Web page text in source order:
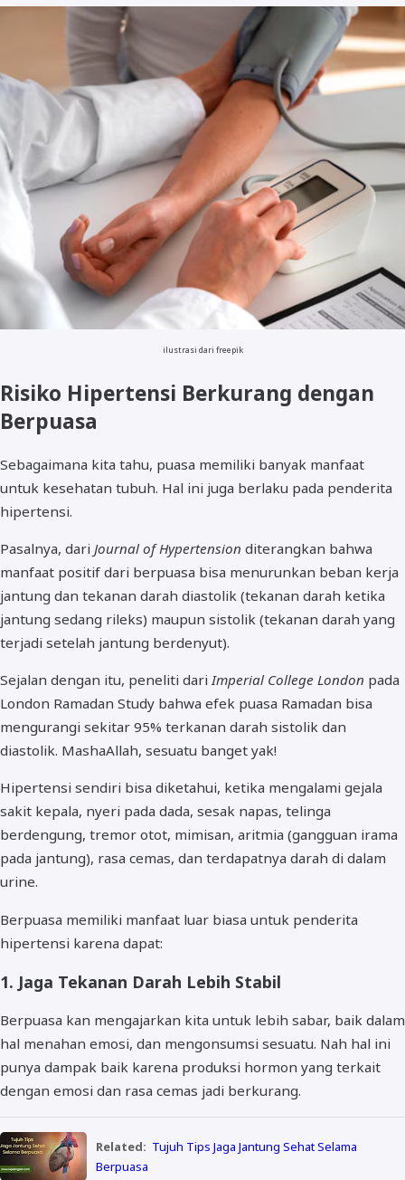
ilustrasi dari freepik
Risiko Hipertensi Berkurang dengan
Berpuasa
Sebagaimana kita tahu, puasa memiliki banyak manfaat
untuk kesehatan tubuh. Hal ini juga berlaku pada penderita
hipertensi.
Pasalnya, dari Journal of Hypertension diterangkan bahwa
manfaat positif dari berpuasa bisa menurunkan beban kerja
jantung dan tekanan darah diastolik (tekanan darah ketika
jantung sedang rileks) maupun sistolik (tekanan darah yang
terjadi setelah jantung berdenyut).
Sejalan dengan itu, peneliti dariImperial College London pada
London Ramadan Study bahwa efek puasa Ramadan bisa
mengurangi sekitar 95% terkanan darah sistolik dan
diastolik. MashaAllah, sesuatu banget yak!
Hipertensi sendiri bisa diketahui, ketika mengalami gejala
sakit kepala, nyeri pada dada, sesak napas, telinga
berdengung, tremor otot, mimisan, aritmia (gangguan irama
pada jantung), rasa cemas, dan terdapatnya darah di dalam
urine.
Berpuasa memiliki manfaat luar biasa untuk penderita
hipertensi karena dapat:
1. Jaga Tekanan Darah Lebih Stabil
Berpuasa kan mengajarkan kita untuk lebih sabar, baik dalam
hal menahan emosi, dan mengonsumsi sesuatu. Nah hal ini
punya dampak baik karena produksi hormon yang terkait
dengan emosi dan rasa cemas jadi berkurang.
Related: Tujuh Tips Jaga Jantung Sehat Selama
Berpuasa